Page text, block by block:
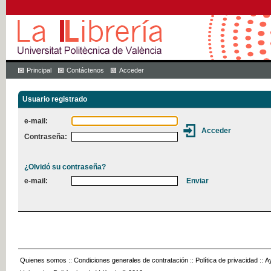
Principal Contáctenos Acceder
Usuario registrado
e-mail:
Contraseña:
¿Olvidó su contraseña?
e-mail:
Quienes somos :: Condiciones generales de contratación :: Política de privacidad ::